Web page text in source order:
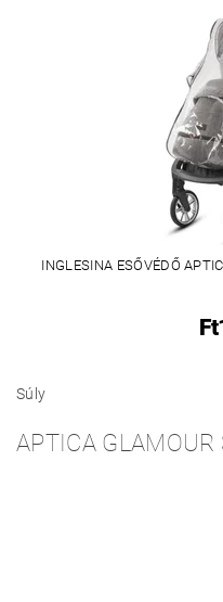
INGLESINA ESŐVÉDŐ
Súly
APTICA GLAMOUR